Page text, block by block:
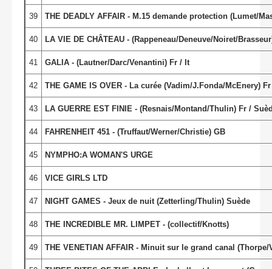
39 THE DEADLY AFFAIR - M.15 demande protection (Lumet/
40 LA VIE DE CHÂTEAU - (Rappeneau/Deneuve/Noiret/
41 GALIA - (Lautner/Darc/Venantini) Fr / It
42 THE GAME IS OVER - La curée (Vadim/J.Fonda/McEnery)
43 LA GUERRE EST FINIE - (Resnais/Montand/Thulin) Fr /
44 FAHRENHEIT 451 - (Truffaut/Werner/Christie) GB
45 NYMPHO:A WOMAN'S URGE
46 VICE GIRLS LTD
47 NIGHT GAMES - Jeux de nuit (Zetterling/Thulin) Suède
48 THE INCREDIBLE MR. LIMPET - (collectif/Knotts)
49 THE VENETIAN AFFAIR - Minuit sur le grand canal